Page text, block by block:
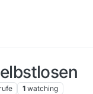
1 watching